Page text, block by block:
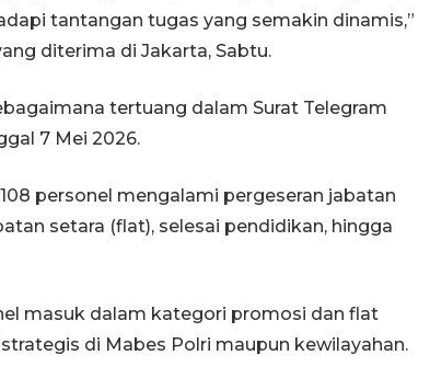
tantangan tugas yang semakin dinamis,”
diterima di Jakarta, Sabtu.
tertuang dalam Surat Telegram
7 Mei 2026.
personel mengalami pergeseran jabatan
setara (flat), selesai pendidikan, hingga
masuk dalam kategori promosi dan flat
di Mabes Polri maupun kewilayahan.